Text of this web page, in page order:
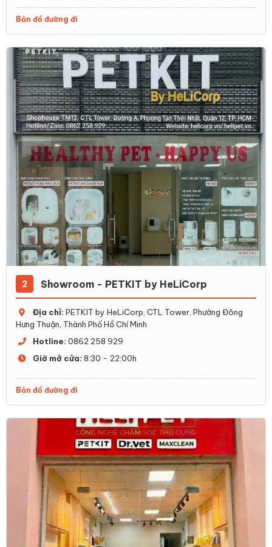
Bản đồ đường đi
2 Showroom - PETKIT by HeLiCorp
Địa chỉ: PETKIT by HeLiCorp, CTL Tower, Phường Đông
Hưng Thuận, Thành Phố Hồ Chí Minh
Hotline: 0862 258 929
Giờ mở cửa: 8:30 - 22:00h
Bản đồ đường đi